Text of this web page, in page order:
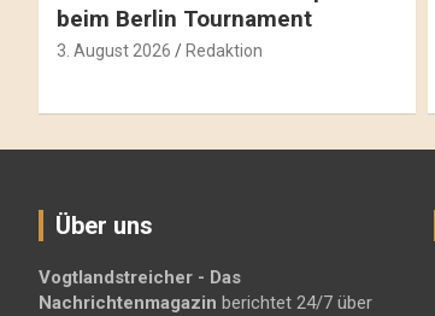
beim Berlin Tournament
3. August 2026 Redaktion
Über uns
Vogtlandstreicher - Das
Nachrichtenmagazin berichtet 24/7 über